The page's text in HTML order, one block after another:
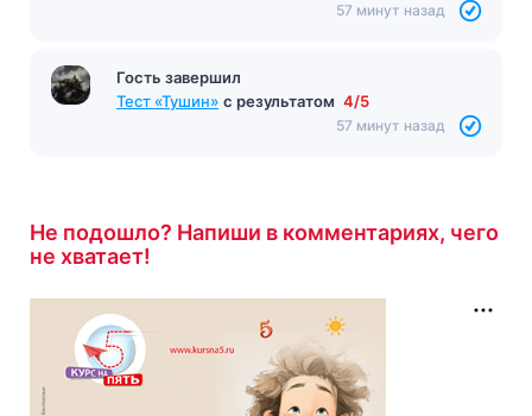
57 минут назад
Гость завершил
Тест «Тушин» с результатом 4/5
57 минут назад
Не подошло? Напиши в комментариях, чего
не хватает!